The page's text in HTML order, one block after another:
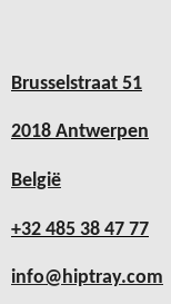
Brusselstraat 51
2018 Antwerpen
België
+32 485 38 47 77
info@hiptray.com